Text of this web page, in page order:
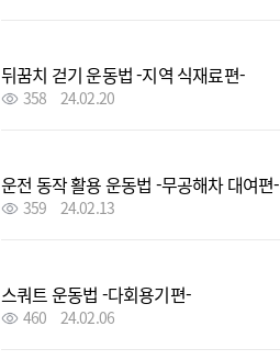
뒤꿈치 걷기 운동법 -지역 식재료편-
358 24.02.20
운전 동작 활용 운동법 -무공해차 대여편-
359 24.02.13
스쿼트 운동법 -다회용기편-
460 24.02.06